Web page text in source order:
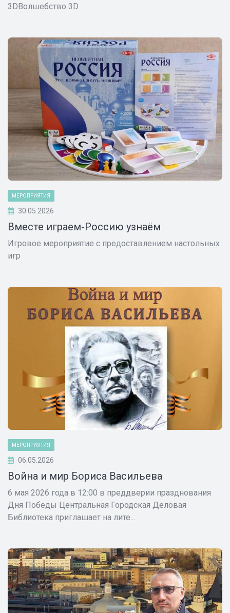
3DВолшебство 3D
МЕРОПРИЯТИЯ
30.05.2026
Вместе играем-Россию узнаём
Игровое мероприятие с предоставлением настольных
игр
МЕРОПРИЯТИЯ
06.05.2026
Война и мир Бориса Васильева
6 мая 2026 года в 12:00 в преддверии празднования
Дня Победы Центральная Городская Деловая
Библиотека приглашает на лите...